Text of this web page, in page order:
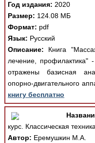
Год издания: 2020
Размер: 124.08 МБ
Формат: pdf
Язык: Русский
Описание: Книга
лечение, профилактика"
отражены базисная
опорно-двигательного
книгу бесплатно
курс. Классическая
Автор: Еремушкин М.А.